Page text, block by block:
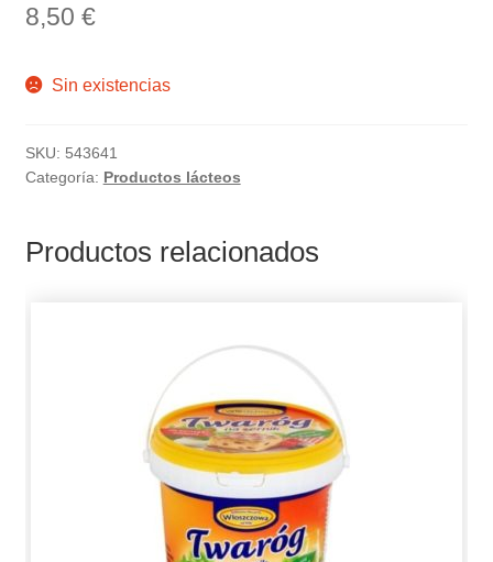
8,50 €
Sin existencias
SKU: 543641
Categoría: Productos lácteos
Productos relacionados